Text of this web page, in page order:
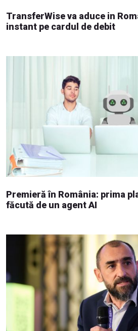
TransferWise va aduce in
instant pe cardul de debit
Premieră în România: prima
făcută de un agent AI